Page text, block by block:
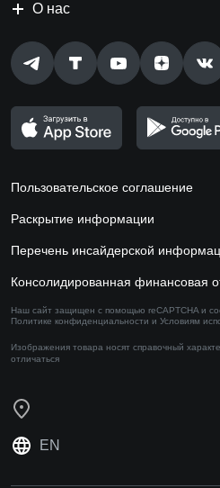
О нас
Пользовательское соглашение
Раскрытие информации
Перечень инсайдерской
Консолидированная финансовая
Наш сайт защищен с помощью reCAPTCHA и
Политике конфиденциальности и Условиям
Изображения товара носят справочный
отличаться
EN